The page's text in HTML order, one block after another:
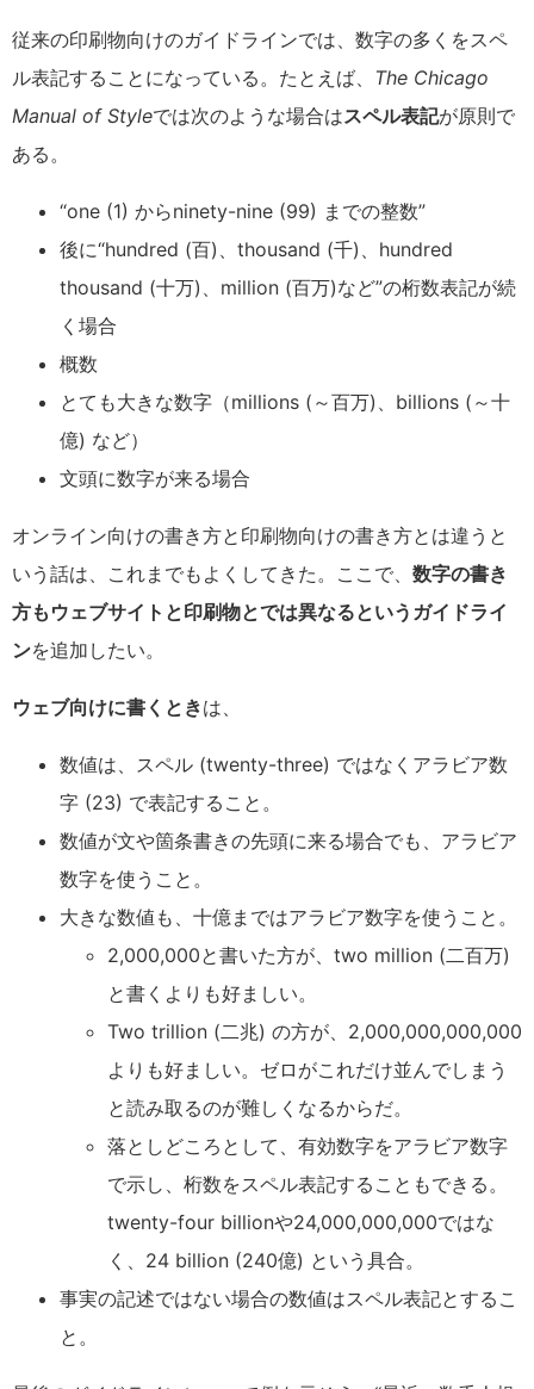
従来の印刷物向けのガイドラインでは、数字の多くをスペ
ル表記することになっている。たとえば、 The Chicago
Manual of Styleでは次のような場合はスペル表記が原則で
ある。
“one (1) からninety-nine (99) までの整数”
後に“hundred (百)、thousand (千)、hundred
thousand (十万)、million (百万)など”の桁数表記が続
く場合
概数
とても大きな数字（millions (～百万)、billions (～十
億) など）
文頭に数字が来る場合
オンライン向けの書き方と印刷物向けの書き方とは違うと
いう話は、これまでもよくしてきた。ここで、 数字の書き
方もウェブサイトと印刷物とでは異なるというガイドライ
ンを追加したい。
ウェブ向けに書くときは、
数値は、スペル (twenty-three) ではなくアラビア数
字 (23) で表記すること。
数値が文や箇条書きの先頭に来る場合でも、アラビア
数字を使うこと。
大きな数値も、十億まではアラビア数字を使うこと。
2,000,000と書いた方が、two million (二百万)
と書くよりも好ましい。
Two trillion (二兆) の方が、2,000,000,000,000
よりも好ましい。ゼロがこれだけ並んでしまう
と読み取るのが難しくなるからだ。
落としどころとして、有効数字をアラビア数字
で示し、桁数をスペル表記することもできる。
twenty-four billionや24,000,000,000ではな
く、24 billion (240億) という具合。
事実の記述ではない場合の数値はスペル表記とするこ
と。